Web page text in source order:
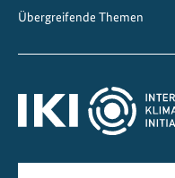
Übergreifende Themen